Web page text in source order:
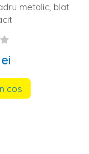
metalic, blat
cos